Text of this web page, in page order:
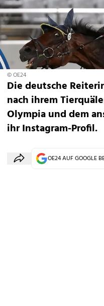
© OE24
Die deutsche
nach ihrem
Olympia und dem
ihr Instagram-Profil.
OE24 AUF GOOGLE